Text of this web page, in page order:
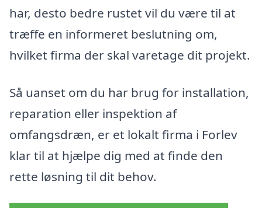
har, desto bedre rustet vil du være til at
træffe en informeret beslutning om,
hvilket firma der skal varetage dit projekt.
Så uanset om du har brug for installation,
reparation eller inspektion af
omfangsdræn, er et lokalt firma i Forlev
klar til at hjælpe dig med at finde den
rette løsning til dit behov.